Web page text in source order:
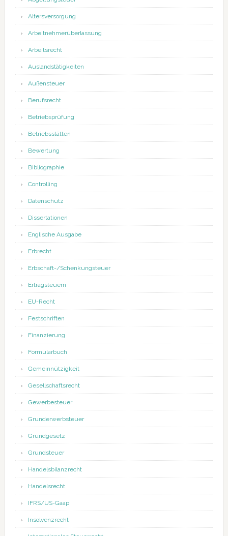
Altersversorgung
Arbeitnehmerüberlassung
Arbeitsrecht
Auslandstätigkeiten
Außensteuer
Berufsrecht
Betriebsprüfung
Betriebsstätten
Bewertung
Bibliographie
Controlling
Datenschutz
Dissertationen
Englische Ausgabe
Erbrecht
Erbschaft-/Schenkungsteuer
Ertragsteuern
EU-Recht
Festschriften
Finanzierung
Formularbuch
Gemeinnützigkeit
Gesellschaftsrecht
Gewerbesteuer
Grunderwerbsteuer
Grundgesetz
Grundsteuer
Handelsbilanzrecht
Handelsrecht
IFRS/US-Gaap
Insolvenzrecht